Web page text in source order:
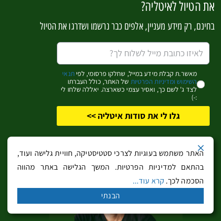
כנסיית האונייסָנְטי
עם בוקר כאשר אנו עוד רעננים, נתחיל את יום הטיול
תחמיצו את הכוכב של המוזיאון – פסל דויד המקורי של
דונטלו (שעומד בצילו של פסל דויד אחר). פסל הארד
מתאר את דויד הערום עומד מעל ראשו הכרות של גוליית.
נצא מהארמון ונלך ברחוב שמוביל לנהר, שם נמצאמוזיאון
גלילאוהידוע. המוזיאון הוא בית לאוסף הכלים המדעיים של
האתר משתמש בעוגיות לצרכי סטטיסטיקה, חוויית גלישה ועוד,
בהתאם למדיניות הפרטיות. המשך הגלישה באתר מהווה
הסכמה לכך. קרא עוד...
הבנתי
את הטיול לאיטליה?
בחינם, רק מידע מעניין, אלפים כבר נרשמו ושדרגו את הטיול
מאשר.ת קבלת מידע במייל, שחלקו פרסומי, לפיתנאי
השימוש ומדיניות הפרטיות של האתר, כולל העברתו
לצד ג' לשם כך, ואסיר עצמי כשארצה. יאללה שלחו לי
:-)
גלו לי את סודות איטליה >>